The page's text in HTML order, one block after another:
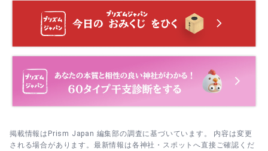
・ 1月17日 お弓神事｜宮中の射礼に由来し、苦難を祓う神
事。境内での厳かな所作を間近で感じられます。
・ 2月3日 節分祭・鎮魂祭｜豆まきと鎮魂のまつり。夕方は
賑わうため、昼過ぎまでの参拝がスムーズ。
◎。
手水→拝殿の後、右手の大黒社→社務所隣の松之木神社の
順で参拝。願い事は要点を一つにまとめ、静かに心中で祈
念します。
当日は本殿参拝→茅の輪へ進み、左・右・左の順でくぐり
ます。形代は案内の手順（撫でる→息を吹きかける→納め
掲載情報はPrism Japan 編集部の調査に基づいています。 内容は変更
される場合があります。最新情報は各神社・スポットへ直接ご確認くだ